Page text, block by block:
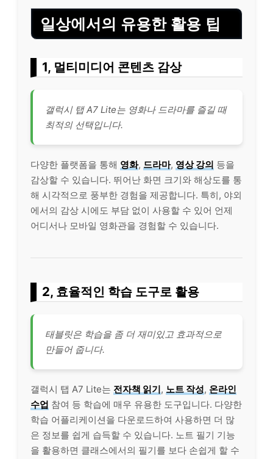
일상에서의 유용한 활용 팁
1, 멀티미디어 콘텐츠 감상
갤럭시 탭 A7 Lite는 영화나 드라마를 즐길 때
최적의 선택입니다.
다양한 플랫폼을 통해 영화, 드라마, 영상 강의 등을
감상할 수 있습니다. 뛰어난 화면 크기와 해상도를 통
해 시각적으로 풍부한 경험을 제공합니다. 특히, 야외
에서의 감상 시에도 부담 없이 사용할 수 있어 언제
어디서나 모바일 영화관을 경험할 수 있습니다.
2, 효율적인 학습 도구로 활용
태블릿은 학습을 좀 더 재미있고 효과적으로
만들어 줍니다.
갤럭시 탭 A7 Lite는 전자책 읽기, 노트 작성, 온라인
수업 참여 등 학습에 매우 유용한 도구입니다. 다양한
학습 어플리케이션을 다운로드하여 사용하면 더 많
은 정보를 쉽게 습득할 수 있습니다. 노트 필기 기능
을 활용하면 클래스에서의 필기를 보다 손쉽게 할 수